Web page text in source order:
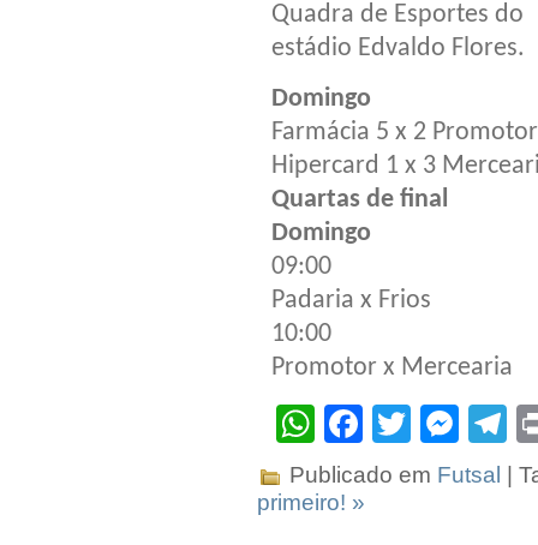
Quadra de Esportes do
estádio Edvaldo Flores.
Domingo
Farmácia 5 x 2 Promotor
Hipercard 1 x 3
Quartas de final
Domingo
09:00
Padaria x Frios
10:00
Promotor x Mercearia
WhatsApp
Facebook
Twitter
Publicado em Futsal
|
primeiro! »